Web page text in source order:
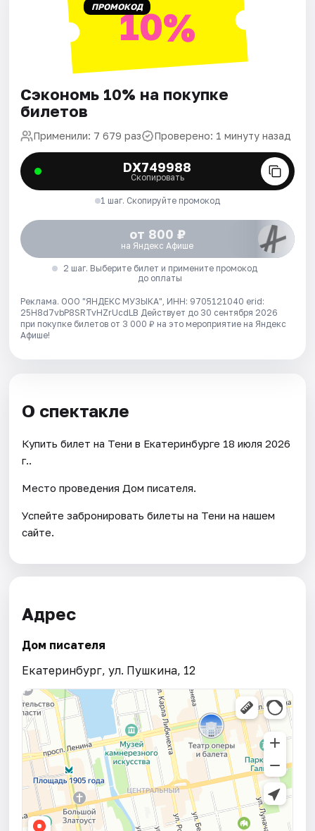
ПРОМОКОД10%
Сэкономь 10% на покупке
билетов
Применили: 7 679 раз Проверено: 1 минуту назад
DX749988
Скопировать
1 шаг. Скопируйте промокод
от 800 ₽
на Яндекс Афише
2 шаг. Выберите билет и примените промокод
до оплаты
Реклама. ООО "ЯНДЕКС МУЗЫКА", ИНН: 9705121040 erid:
25H8d7vbP8SRTvHZrUcdLB Действует до 30 сентября 2026
при покупке билетов от 3 000 ₽ на это мероприятие на Яндекс
Афише!
О спектакле
Купить билет на Тени в Екатеринбурге 18 июля 2026
г..
Место проведения Дом писателя.
Успейте забронировать билеты на Тени на нашем
сайте.
Адрес
Дом писателя
Екатеринбург, ул. Пушкина, 12